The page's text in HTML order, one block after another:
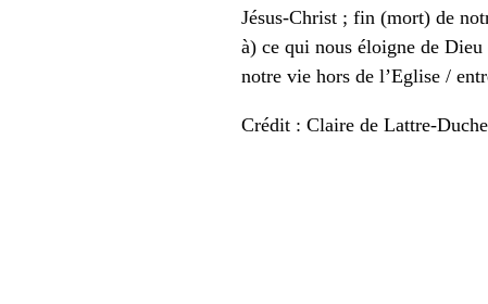
Jésus-Christ ; fin (mort) de
à) ce qui nous éloigne de
notre vie hors de l’Eglise /
Crédit : Claire de Lattre-